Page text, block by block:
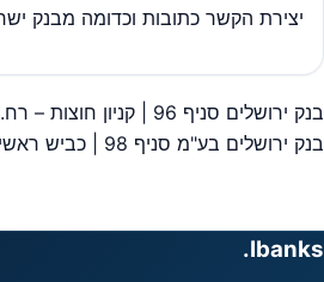
יצירת הקשר כתובות וכדומה מבנק
ניווט
בנק ירושלים סניף 96 | קניון חוצות – רח. מעלה כמון 5
בנק ירושלים בע"מ סניף 98 | כביש ראשי 999
Ibanks.